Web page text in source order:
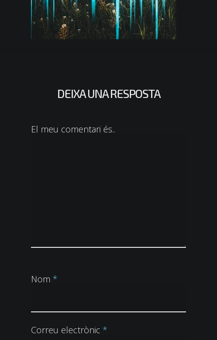
DEIXA UNA RESPOSTA
El meu comentari és..
Nom *
Correu electrònic *